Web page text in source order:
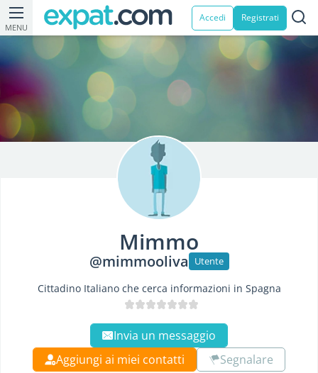
MENU
Accedi Registrati
Mimmo
@mimmooliva Utente
Cittadino Italiano che cerca informazioni in Spagna
Invia un messaggio
Aggiungi ai miei contatti
Segnalare